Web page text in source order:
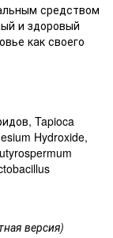
средством
и здоровый
как своего
Tapioca
Hydroxide,
версия)